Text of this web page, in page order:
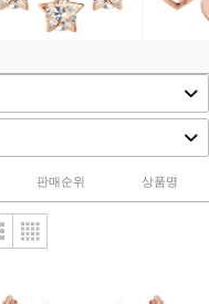
1,892,000원
953,600원
판매순위 상품명